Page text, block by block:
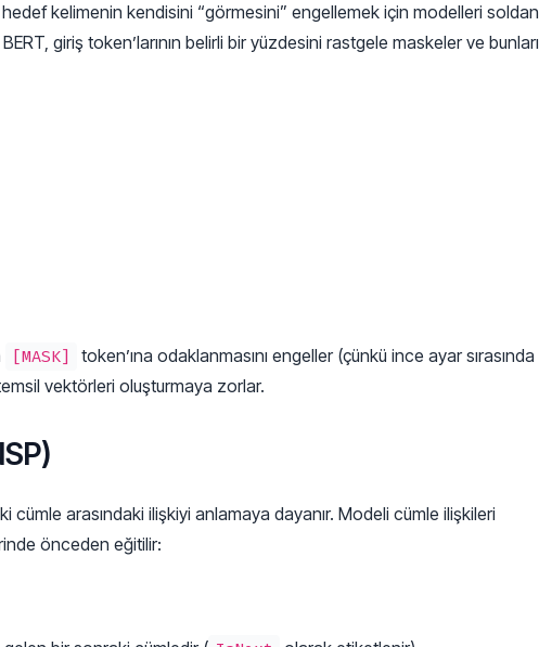
kelimenin kendisini “görmesini” engellemek için modelleri soldan
giriş token’larının belirli bir yüzdesini rastgele maskeler ve bunları
[MASK]
token’ına odaklanmasını engeller (çünkü ince ayar sırasında
vektörleri oluşturmaya zorlar.
cümle arasındaki ilişkiyi anlamaya dayanır. Modeli cümle ilişkileri
önceden eğitilir: